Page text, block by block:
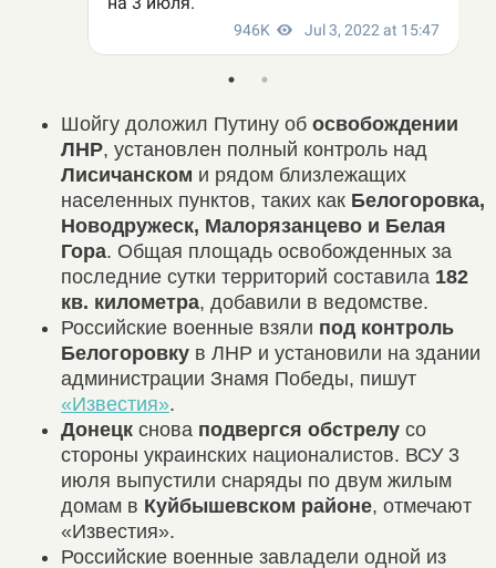
Шойгу доложил Путину об освобождении
ЛНР, установлен полный контроль над
Лисичанском и рядом близлежащих
населенных пунктов, таких как Белогоровка,
Новодружеск, Малорязанцево и Белая
Гора. Общая площадь освобожденных за
последние сутки территорий составила 182
кв. километра, добавили в ведомстве.
Российские военные взяли под контроль
Белогоровку в ЛНР и установили на здании
администрации Знамя Победы, пишут
«Известия».
Донецк снова подвергся обстрелу со
стороны украинских националистов. ВСУ 3
июля выпустили снаряды по двум жилым
домам в Куйбышевском районе, отмечают
«Известия».
Российские военные завладели одной из